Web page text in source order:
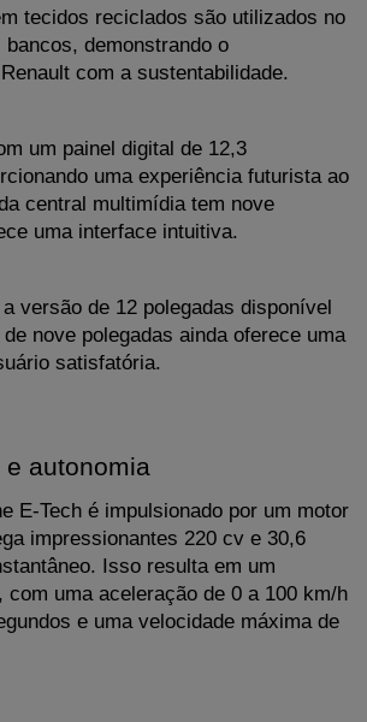
tecidos reciclados são utilizados no
demonstrando o
com a sustentabilidade.
um painel digital de 12,3
uma experiência futurista ao
central multimídia tem nove
uma interface intuitiva.
versão de 12 polegadas disponível
nove polegadas ainda oferece uma
satisfatória.
autonomia
E-Tech é impulsionado por um motor
impressionantes 220 cv e 30,6
Isso resulta em um
com uma aceleração de 0 a 100 km/h
e uma velocidade máxima de